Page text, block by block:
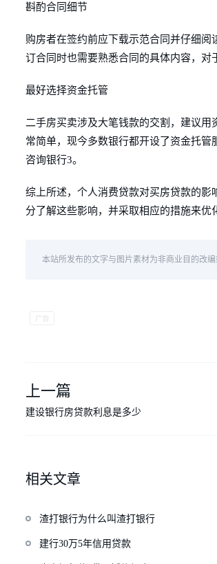
斟酌合同细节
购房者在签约前应下载示范合同并仔细
订合同时也需要熟悉合同的具体内容，对
最好选择资金托管
二手房买卖涉及大笔钱款的交割，建议
常简单，现今多数银行都开设了资金托
咨询银行3。
综上所述，个人消费贷款对买房贷款的
分了解这些影响，并采取相应的措施来优
本站所发布的文字与图片素材为非商业目的改
上一篇
建设银行房贷款利息是多少
相关文章
渣打银行为什么叫渣打银行
建行30万5年信用贷款